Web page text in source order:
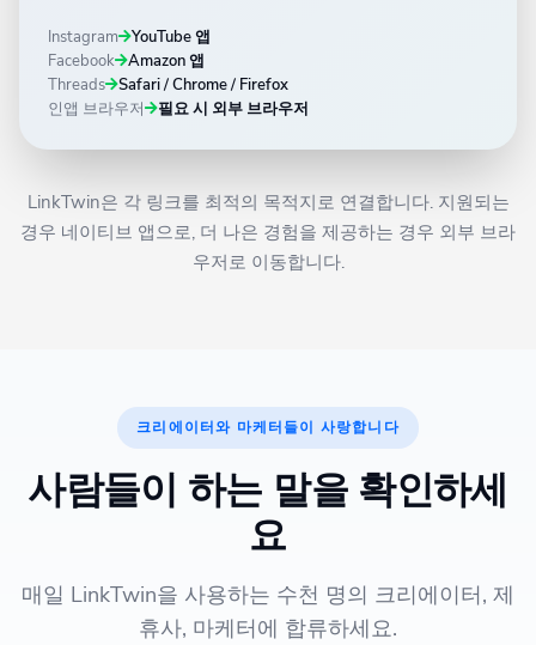
Instagram
YouTube 앱
Facebook
Amazon 앱
Threads
Safari / Chrome / Firefox
인앱 브라우저
필요 시 외부 브라우저
LinkTwin은 각 링크를 최적의 목적지로 연결합니다. 지원되는
경우 네이티브 앱으로, 더 나은 경험을 제공하는 경우 외부 브라
우저로 이동합니다.
크리에이터와 마케터들이 사랑합니다
사람들이 하는 말을 확인하세
요
매일 LinkTwin을 사용하는 수천 명의 크리에이터, 제
휴사, 마케터에 합류하세요.